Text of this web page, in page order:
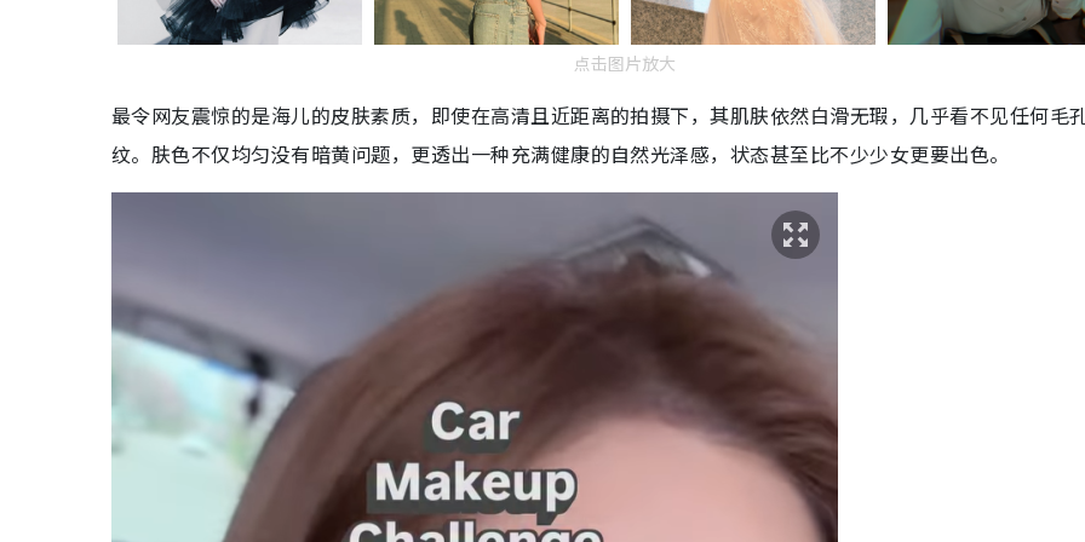
点击图片放大
最令网友震惊的是海儿的皮肤素质，即使在高清且近距离的拍摄下，其肌肤依然白滑无瑕，几乎看不见任何毛
纹。肤色不仅均匀没有暗黄问题，更透出一种充满健康的自然光泽感，状态甚至比不少少女更要出色。